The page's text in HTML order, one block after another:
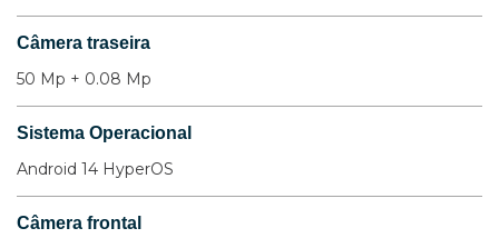
Câmera traseira
50 Mp + 0.08 Mp
Sistema Operacional
Android 14 HyperOS
Câmera frontal